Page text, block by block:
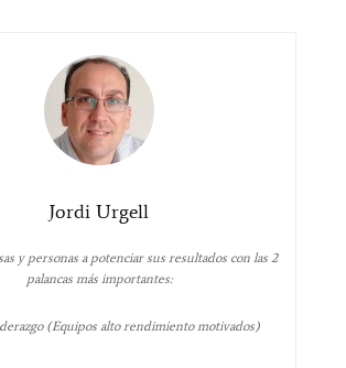
Jordi Urgell
y personas a potenciar sus resultados con las 2
palancas más importantes:
(Equipos alto rendimiento motivados)